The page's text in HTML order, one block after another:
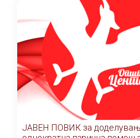
ЈАВЕН ПОВИК за доделување на